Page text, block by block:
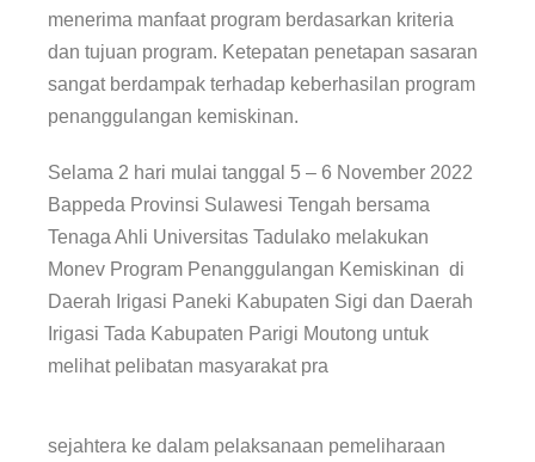
menerima manfaat program berdasarkan kriteria
dan tujuan program. Ketepatan penetapan sasaran
sangat berdampak terhadap keberhasilan program
penanggulangan kemiskinan.
Selama 2 hari mulai tanggal 5 – 6 November 2022
Bappeda Provinsi Sulawesi Tengah bersama
Tenaga Ahli Universitas Tadulako melakukan
Monev Program Penanggulangan Kemiskinan di
Daerah Irigasi Paneki Kabupaten Sigi dan Daerah
Irigasi Tada Kabupaten Parigi Moutong untuk
melihat pelibatan masyarakat pra
sejahtera ke dalam pelaksanaan pemeliharaan